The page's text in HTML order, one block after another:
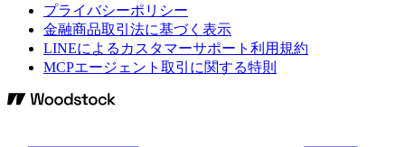
プライバシーポリシー
金融商品取引法に基づく表示
LINEによるカスタマーサポート利用規約
MCPエージェント取引に関する特則